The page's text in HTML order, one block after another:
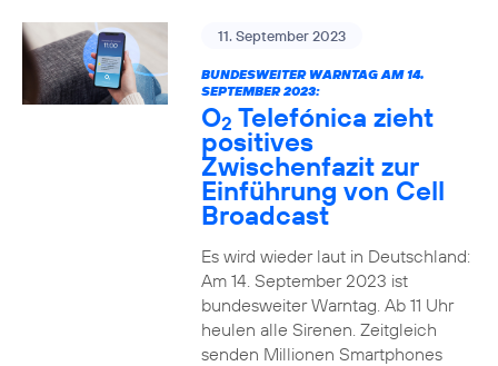
11. September 2023
BUNDESWEITER WARNTAG AM 14.
SEPTEMBER 2023:
O2 Telefónica zieht
positives
Zwischenfazit zur
Einführung von Cell
Broadcast
Es wird wieder laut in Deutschland:
Am 14. September 2023 ist
bundesweiter Warntag. Ab 11 Uhr
heulen alle Sirenen. Zeitgleich
senden Millionen Smartphones